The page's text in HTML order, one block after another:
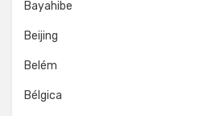
Bayahibe
Beijing
Belém
Bélgica